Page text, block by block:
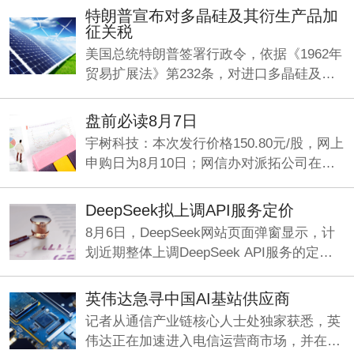
9.34万元。
特朗普宣布对多晶硅及其衍生产品加
征关税
美国总统特朗普签署行政令，依据《1962年
贸易扩展法》第232条，对进口多晶硅及其
施，以支持美国国内多晶硅、半导体和太阳
能供应链。
盘前必读8月7日
宇树科技：本次发行价格150.80元/股，网上
申购日为8月10日；网信办对派拓公司在华
止铜精矿、钴精矿的出口。
DeepSeek拟上调API服务定价
8月6日，DeepSeek网站页面弹窗显示，计
划近期整体上调DeepSeek API服务的定
英伟达急寻中国AI基站供应商
记者从通信产业链核心人士处独家获悉，英
伟达正在加速进入电信运营商市场，并在中